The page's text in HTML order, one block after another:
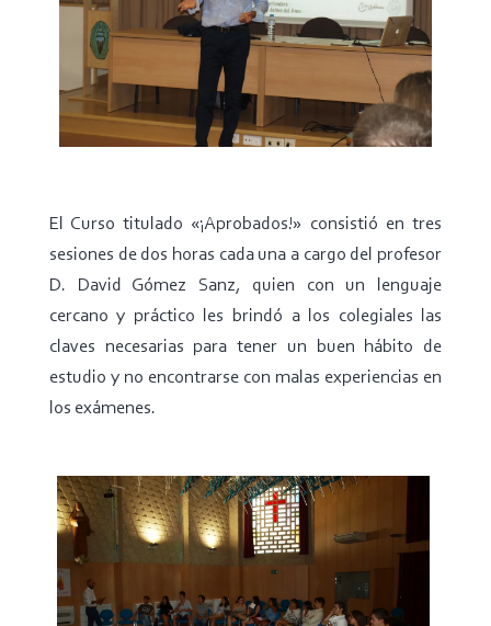
El Curso titulado «¡Aprobados!» consistió en tres
sesiones de dos horas cada una a cargo del profesor
D. David Gómez Sanz, quien con un lenguaje
cercano y práctico les brindó a los colegiales las
claves necesarias para tener un buen hábito de
estudio y no encontrarse con malas experiencias en
los exámenes.